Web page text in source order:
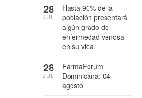
Hasta 90% de la
población presentará
algún grado de
enfermedad venosa
en su vida
28
JUL
FarmaForum
Dominicana: 04
agosto
28
JUL